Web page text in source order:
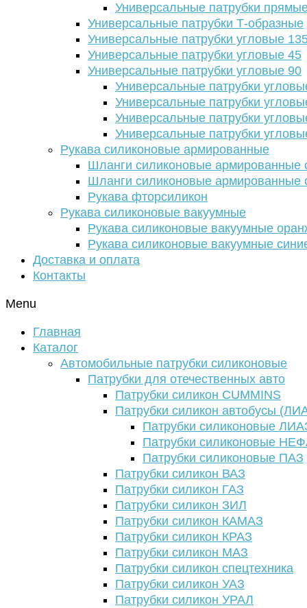
Универсальные патрубки
Универсальные патрубки Т-образные
Универсальные патрубки угловые
Универсальные патрубки угловые 45
Универсальные патрубки угловые 90
Универсальные патрубки
Универсальные патрубки
Универсальные патрубки
Универсальные патрубки
Рукава силиконовые армированные
Шланги силиконовые армированные
Шланги силиконовые армированные
Рукава фторсиликон
Рукава силиконовые вакуумные
Рукава силиконовые вакуумные
Рукава силиконовые вакуумные
Доставка и оплата
Контакты
Menu
Главная
Каталог
Автомобильные патрубки силиконовые
Патрубки для отечественных авто
Патрубки силикон CUMMINS
Патрубки силикон автобусы
Патрубки силиконовые
Патрубки силиконовые
Патрубки силиконовые ПАЗ
Патрубки силикон ВАЗ
Патрубки силикон ГАЗ
Патрубки силикон ЗИЛ
Патрубки силикон КАМАЗ
Патрубки силикон КРАЗ
Патрубки силикон МАЗ
Патрубки силикон спецтехника
Патрубки силикон УАЗ
Патрубки силикон УРАЛ